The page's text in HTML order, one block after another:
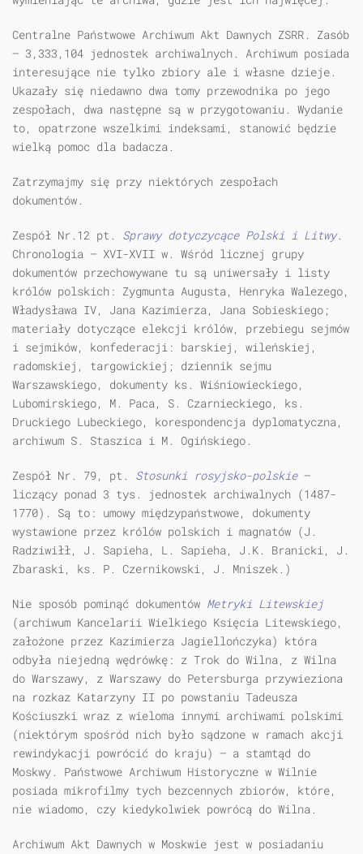
Centralne Państwowe Archiwum Akt Dawnych ZSRR. Zasób
— 3,333,104 jednostek archiwalnych. Archiwum posiada
interesujące nie tylko zbiory ale i własne dzieje.
Ukazały się niedawno dwa tomy przewodnika po jego
zespołach, dwa następne są w przygotowaniu. Wydanie
to, opatrzone wszelkimi indeksami, stanowić będzie
wielką pomoc dla badacza.
Zatrzymajmy się przy niektórych zespołach
dokumentów.
Zespół Nr.12 pt. Sprawy dotyczycące Polski i Litwy.
Chronologia — XVI-XVII w. Wśród licznej grupy
dokumentów przechowywane tu są uniwersały i listy
królów polskich: Zygmunta Augusta, Henryka Walezego,
Władysława IV, Jana Kazimierza, Jana Sobieskiego;
materiały dotyczące elekcji królów, przebiegu sejmów
i sejmików, konfederacji: barskiej, wileńskiej,
radomskiej, targowickiej; dziennik sejmu
Warszawskiego, dokumenty ks. Wiśniowieckiego,
Lubomirskiego, M. Paca, S. Czarnieckiego, ks.
Druckiego Lubeckiego, korespondencja dyplomatyczna,
archiwum S. Staszica i M. Ogińskiego.
Zespół Nr. 79, pt. Stosunki rosyjsko-polskie—
liczący ponad 3 tys. jednostek archiwalnych (1487-
1770). Są to: umowy międzypaństwowe, dokumenty
wystawione przez królów polskich i magnatów (J.
Radziwiłł, J. Sapieha, L. Sapieha, J.K. Branicki, J.
Zbaraski, ks. P. Czernikowski, J. Mniszek.)
Nie sposób pominąć dokumentów Metryki Litewskiej
(archiwum Kancelarii Wielkiego Księcia Litewskiego,
założone przez Kazimierza Jagiellończyka) która
odbyła niejedną wędrówkę: z Trok do Wilna, z Wilna
do Warszawy, z Warszawy do Petersburga przywieziona
na rozkaz Katarzyny II po powstaniu Tadeusza
Kościuszki wraz z wieloma innymi archiwami polskimi
(niektórym spośród nich było sądzone w ramach akcji
rewindykacji powrócić do kraju) — a stamtąd do
Moskwy. Państwowe Archiwum Historyczne w Wilnie
posiada mikrofilmy tych bezcennych zbiorów, które,
nie wiadomo, czy kiedykolwiek powrócą do Wilna.
Archiwum Akt Dawnych w Moskwie jest w posiadaniu